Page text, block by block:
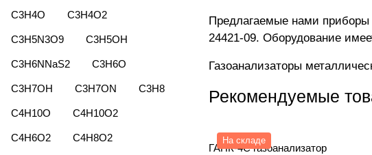
Предлагаемые нами приборы
24421-09. Оборудование
Газоанализаторы
Рекомендуемые
На складе
ГАНК-4С газоанализатор
C3H4O C3H4O2
C3H5N3O9 C3H5OH
C3H6NNaS2 C3H6O
C3H7OH C3H7ON C3H8
C4H10O C4H10O2
C4H6O2 C4H8O2